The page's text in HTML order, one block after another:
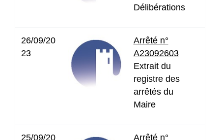
Délibérations
26/09/20
23
Arrêté n°
A23092603
Extrait du
registre des
arrêtés du
Maire
25/09/20 Arrêté n°